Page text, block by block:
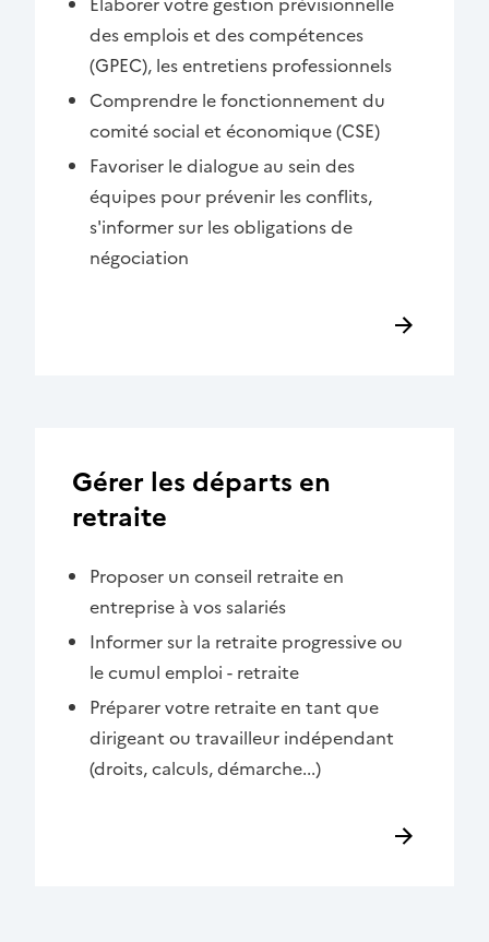
des emplois et des compétences
(GPEC), les entretiens professionnels
Comprendre le fonctionnement du
comité social et économique (CSE)
Favoriser le dialogue au sein des
équipes pour prévenir les conflits,
s'informer sur les obligations de
négociation
Gérer les départs en
retraite
Proposer un conseil retraite en
entreprise à vos salariés
Informer sur la retraite progressive ou
le cumul emploi - retraite
Préparer votre retraite en tant que
dirigeant ou travailleur indépendant
(droits, calculs, démarche...)